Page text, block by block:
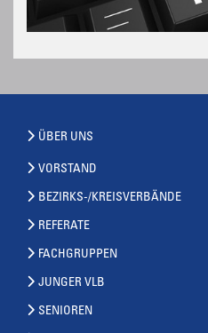
ÜBER UNS
VORSTAND
BEZIRKS-/KREISVERBÄNDE
REFERATE
FACHGRUPPEN
JUNGER VLB
SENIOREN